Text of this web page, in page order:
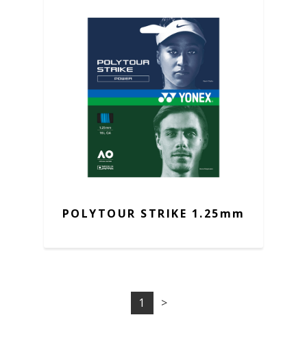
POLYTOUR STRIKE 1.25mm
1 >